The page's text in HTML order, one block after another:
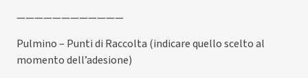
————————————
Pulmino – Punti di Raccolta (indicare quello scelto al
momento dell’adesione)